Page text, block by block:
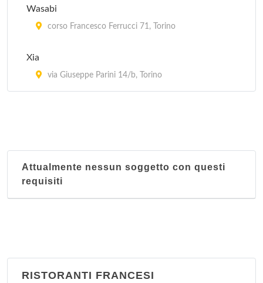
Wasabi
corso Francesco Ferrucci 71, Torino
Xia
via Giuseppe Parini 14/b, Torino
Attualmente nessun soggetto con questi
requisiti
RISTORANTI FRANCESI